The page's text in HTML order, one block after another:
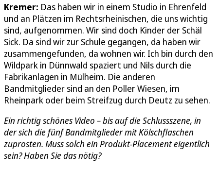
Kremer: Das haben wir in einem Studio in Ehrenfeld
und an Plätzen im Rechtsrheinischen, die uns wichtig
sind, aufgenommen. Wir sind doch Kinder der Schäl
Sick. Da sind wir zur Schule gegangen, da haben wir
zusammengefunden, da wohnen wir. Ich bin durch den
Wildpark in Dünnwald spaziert und Nils durch die
Fabrikanlagen in Mülheim. Die anderen
Bandmitglieder sind an den Poller Wiesen, im
Rheinpark oder beim Streifzug durch Deutz zu sehen.
Ein richtig schönes Video – bis auf die Schlussszene, in
der sich die fünf Bandmitglieder mit Kölschflaschen
zuprosten. Muss solch ein Produkt-Placement eigentlich
sein? Haben Sie das nötig?